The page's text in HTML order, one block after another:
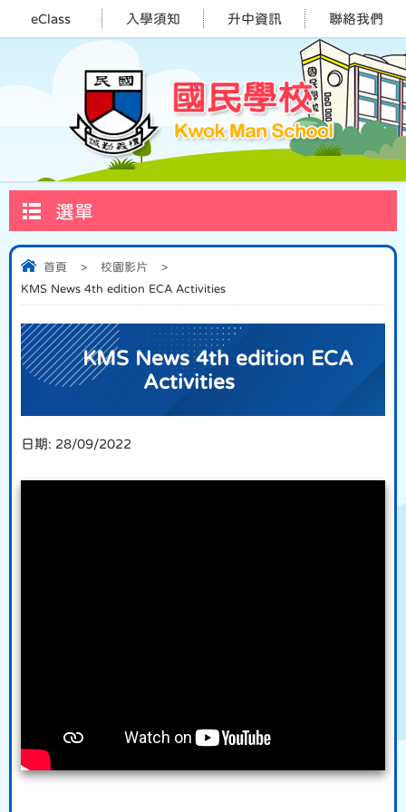
eClass 入學須知 升中資訊 聯絡我們
選單
首頁 > 校園影片
>
KMS News 4th edition ECA Activities
KMS News 4th edition ECA
Activities
日期: 28/09/2022